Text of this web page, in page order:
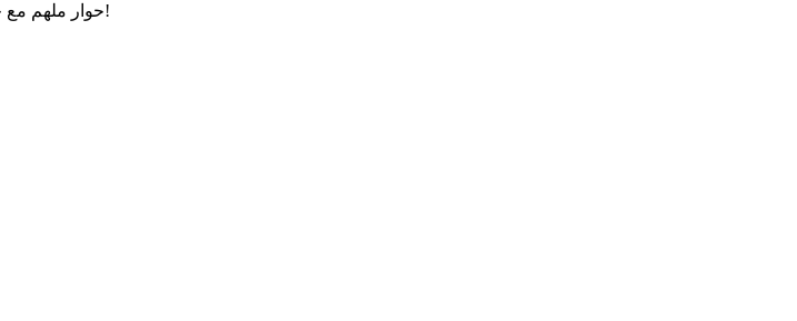
حوار ملهم مع خوسيه موخيكا الرئيس الحالي للأوروغواي، حول العدالة الاجتماعية، الحكم الرشيد والتواضع!